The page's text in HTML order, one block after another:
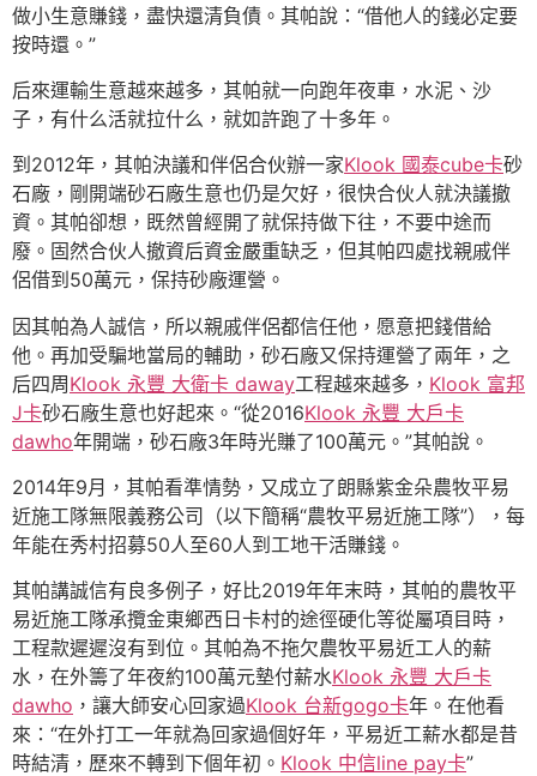
做小生意賺錢，盡快還清負債。其帕說：“借他人的錢必定要
按時還。”
后來運輸生意越來越多，其帕就一向跑年夜車，水泥、沙
子，有什么活就拉什么，就如許跑了十多年。
到2012年，其帕決議和伴侶合伙辦一家Klook 國泰cube卡砂
石廠，剛開端砂石廠生意也仍是欠好，很快合伙人就決議撤
資。其帕卻想，既然曾經開了就保持做下往，不要中途而
廢。固然合伙人撤資后資金嚴重缺乏，但其帕四處找親戚伴
侶借到50萬元，保持砂廠運營。
因其帕為人誠信，所以親戚伴侶都信任他，愿意把錢借給
他。再加受騙地當局的輔助，砂石廠又保持運營了兩年，之
后四周Klook 永豐 大衛卡 daway工程越來越多， Klook 富邦
J卡砂石廠生意也好起來。“從2016Klook 永豐 大戶卡
dawho年開端，砂石廠3年時光賺了100萬元。”其帕說。
2014年9月，其帕看準情勢，又成立了朗縣紫金朵農牧平易
近施工隊無限義務公司（以下簡稱“農牧平易近施工隊”），每
年能在秀村招募50人至60人到工地干活賺錢。
其帕講誠信有良多例子，好比2019年年末時，其帕的農牧平
易近施工隊承攬金東鄉西日卡村的途徑硬化等從屬項目時，
工程款遲遲沒有到位。其帕為不拖欠農牧平易近工人的薪
水，在外籌了年夜約100萬元墊付薪水Klook 永豐 大戶卡
dawho ，讓大師安心回家過Klook 台新gogo卡年。在他看
來：“在外打工一年就為回家過個好年，平易近工薪水都是昔
時結清，歷來不轉到下個年初。 Klook 中信line pay卡”